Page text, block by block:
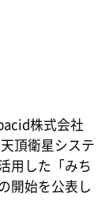
株式会社
頂衛星システ
用した「みち
開始を公表し